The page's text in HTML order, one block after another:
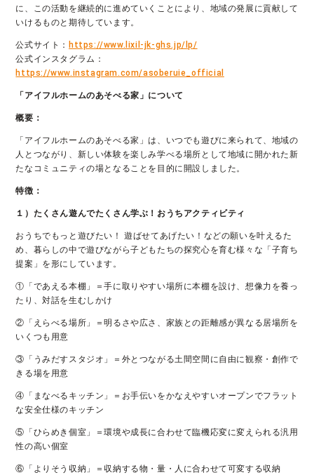
に、この活動を継続的に進めていくことにより、地域の発展に貢献して
いけるものと期待しています。
公式サイト： https://www.lixil-jk-ghs.jp/lp/
公式インスタグラム：
https://www.instagram.com/asoberuie_official
「アイフルホームのあそべる家」について
概要：
「アイフルホームのあそべる家」は、いつでも遊びに来られて、地域の
人とつながり、新しい体験を楽しみ学べる場所として地域に開かれた新
たなコミュニティの場となることを目的に開設しました。
特徴：
１）たくさん遊んでたくさん学ぶ！おうちアクティビティ
おうちでもっと遊びたい！ 遊ばせてあげたい！などの願いを叶えるた
め、暮らしの中で遊びながら子どもたちの探究心を育む様々な「子育ち
提案」を形にしています。
①「​​であえる本棚」＝手に取りやすい場所に本棚を設け、想像力を養っ
たり、対話を生むしかけ
②「えらべる場所」＝明るさや広さ、家族との距離感が異なる居場所を
いくつも用意
③「​​うみだすスタジオ」＝外とつながる土間空間に自由に観察・創作で
きる場を用意
④「まなべるキッチン」＝お手伝いをかなえやすいオープンでフラット
な安全仕様のキッチン
⑤「ひらめき個室」＝環境や成長に合わせて臨機応変に変えられる汎用
性の高い個室
⑥「よりそう収納」＝収納する物・量・人に合わせて可変する収納